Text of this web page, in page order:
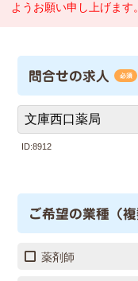
ようお願い申し上げます。
問合せの求人 必須
ID:8912
ご希望の業種（複
薬剤師